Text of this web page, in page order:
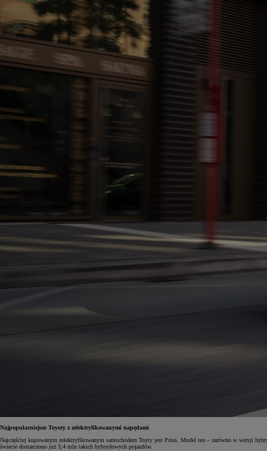
Najpopularniejsze Toyoty z zelektryfikowanymi napędami
Najczęściej kupowanym zelektryfikowanym samochodem Toyty jest Prius. Model ten – zarówno w wersji
świecie dostarczono już 3,4 mln takich hybrydowych pojazdów.